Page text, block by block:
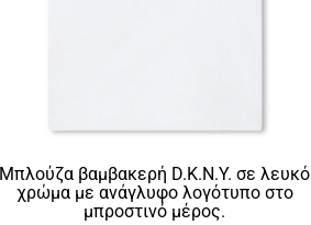
Μπλούζα βαμβακερή D.K.N.Y. σε λευκό
χρώμα με ανάγλυφο λογότυπο στο
μπροστινό μέρος.